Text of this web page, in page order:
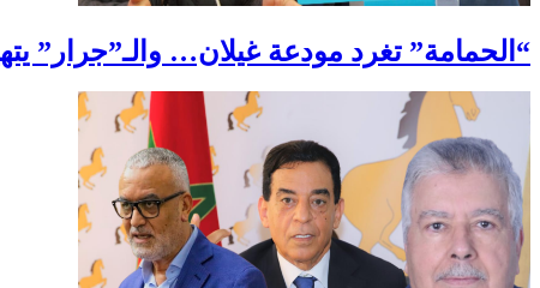
“الحمامة” تغرد مودعة غيلان…